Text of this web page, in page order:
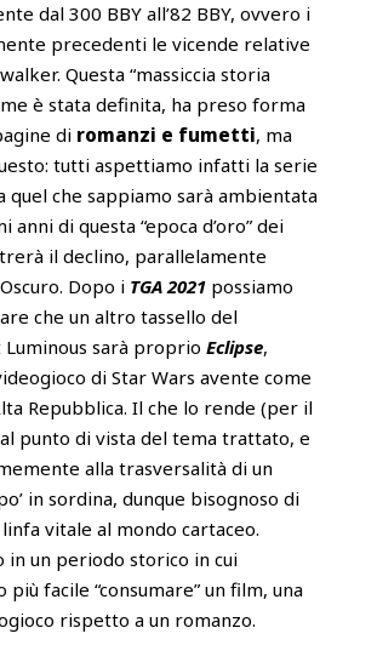
dal 300 BBY all’82 BBY, ovvero i
precedenti le vicende relative
Questa “massiccia storia
è stata definita, ha preso forma
di romanzi e fumetti, ma
tutti aspettiamo infatti la serie
quel che sappiamo sarà ambientata
di questa “epoca d’oro” dei
il declino, parallelamente
Dopo i TGA 2021 possiamo
che un altro tassello del
Luminous sarà proprioEclipse,
di Star Wars avente come
Repubblica. Il che lo rende (per il
punto di vista del tema trattato, e
alla trasversalità di un
in sordina, dunque bisognoso di
vitale al mondo cartaceo.
in un periodo storico in cui
facile “consumare” un film, una
rispetto a un romanzo.